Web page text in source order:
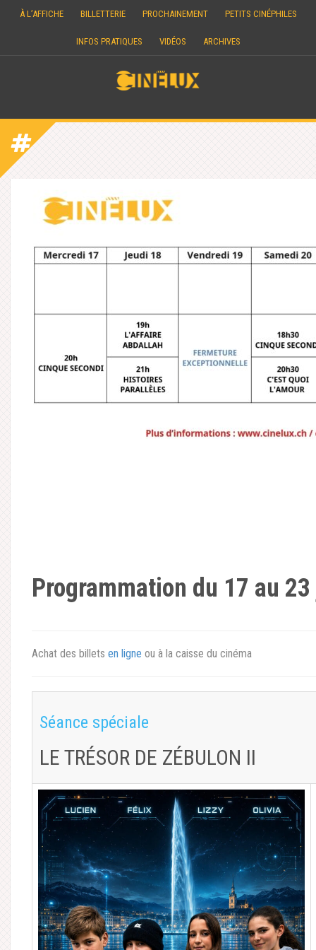
À L’AFFICHE BILLETTERIE PROCHAINEMENT PETITS CINÉPHILES
INFOS PRATIQUES VIDÉOS ARCHIVES
Programmation du 17 au
Achat des billets en ligne ou à la caisse du cinéma
Séance spéciale
LE TRÉSOR DE ZÉBULON II